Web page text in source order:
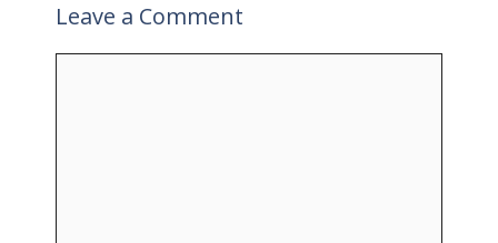
Leave a Comment